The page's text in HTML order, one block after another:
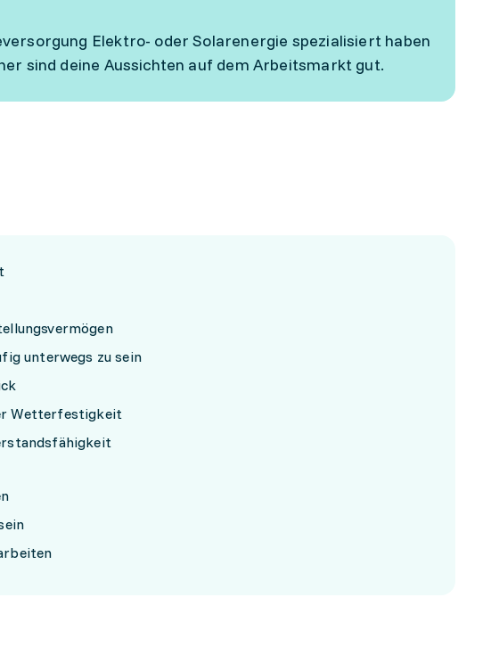
Elektro- oder Solarenergie spezialisiert haben
sind deine Aussichten auf dem Arbeitsmarkt gut.
unterwegs zu sein
Wetterfestigkeit